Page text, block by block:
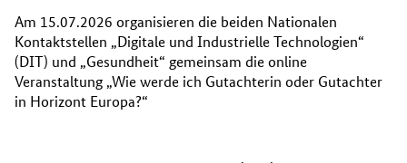
Am 15.07.2026 organisieren die beiden Nationalen
Kontaktstellen „Digitale und Industrielle Technologien“
(DIT) und „Gesundheit“ gemeinsam die online
Veranstaltung „Wie werde ich Gutachterin oder Gutachter
in Horizont Europa?“